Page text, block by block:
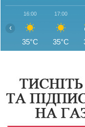
16:00
35°C
17:00
35°C
‹